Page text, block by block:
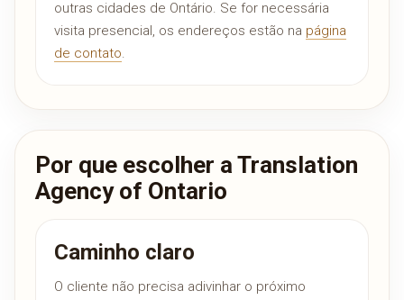
outras cidades de Ontário. Se for necessária
visita presencial, os endereços estão na página
de contato.
Por que escolher a Translation
Agency of Ontario
Caminho claro
O cliente não precisa adivinhar o próximo